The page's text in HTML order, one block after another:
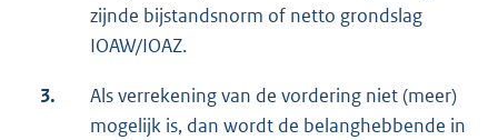
zijnde bijstandsnorm of netto grondslag
IOAW/IOAZ.
3.
Als verrekening van de vordering niet (meer)
mogelijk is, dan wordt de belanghebbende in